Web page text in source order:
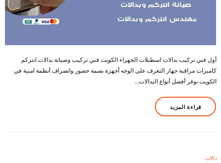
أول فني تركيب بدالات اسطبلات الجهراء الكويت فني تركيب وصيانة بدالات انتركم
كاميرات مراقبة جهاز التعرف على الوجه أجهزة بصمة حضور وانصراف أنظمة امنية في
الكويت نوفر أفضل أنواع البدالات…
قراءة المزيد
بدالات